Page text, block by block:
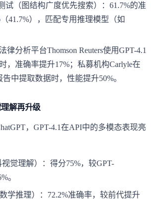
试（图结构广度优先搜索）：61.7%的准
41.7%），匹配专用推理模型（如
律分析平台Thomson Reuters使用GPT-4.1
，准确率提升17%；私募机构Carlyle在
告中提取数据时，性能提升50%。
解再升级
，GPT-4.1在API中的多模态表现亮
觉理解）：得分75%，较GPT-
。
学推理）：72.2%准确率，较前代提升